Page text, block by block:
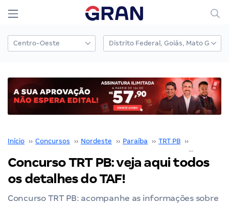
Início ›› Concursos ›› Nordeste ›› Paraíba ›› TRT PB ››
Concurso TRT PB: veja aqui todos
os detalhes do TAF!
Concurso TRT PB: acompanhe as informações sobre